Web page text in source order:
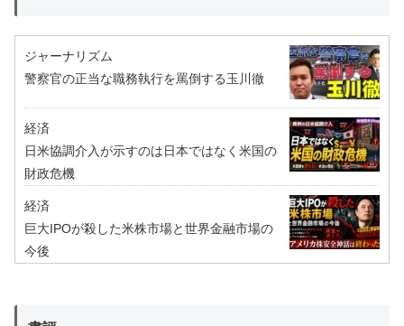
ジャーナリズム
警察官の正当な職務執行を罵倒する玉川徹
経済
日米協調介入が示すのは日本ではなく米国の
財政危機
経済
巨大IPOが殺した米株市場と世界金融市場の
今後